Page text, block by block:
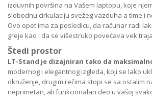
izduvnih površina na Vašem laptopu, koje
slobodnu cirkulaciju svežeg vazduha a time i
Ovo opet ima za posledicu, da računar radi
greje kao i da se višestruko povećava vek
Štedi prostor
LT-Stand je dizajniran tako da
modernog i elegantnog izgleda, koji se lako
okruženje, drugim rečima stopi se sa ostalim
neprimetan, ali funkcionalan deo u vašoj